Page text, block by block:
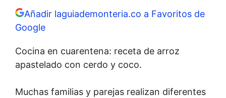
Añadir laguiademonteria.co a Favoritos de
Google
Cocina en cuarentena: receta de arroz
apastelado con cerdo y coco.
Muchas familias y parejas realizan diferentes